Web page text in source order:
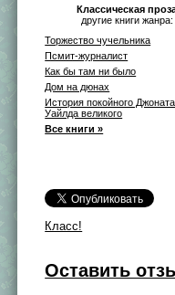
Классическая
другие книги жанра:
Торжество чучельника
Псмит-журналист
Как бы там ни было
Дом на дюнах
История покойного
Уайлда великого
Все книги »
Класс!
Оставить